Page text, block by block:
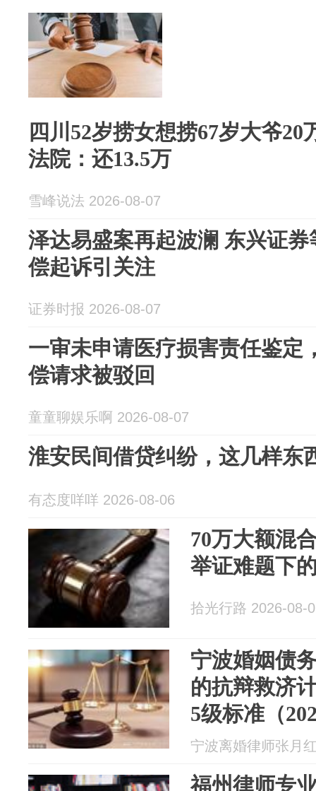
四川52岁捞女想捞67岁大爷
法院：还13.5万
雪峰说法 2026-08-07
泽达易盛案再起波澜 东兴证券
偿起诉引关注
证券时报 2026-08-07
一审未申请医疗损害责任鉴定
偿请求被驳回
童童聊娱乐啊 2026-08-07
淮安民间借贷纠纷，这几样东
有态度咩咩 2026-08-06
70万大额混
举证难题下
拾光行路 2026-08-
宁波婚姻债
的抗辩救济
5级标准（
宁波离婚律师张月
福州律师专